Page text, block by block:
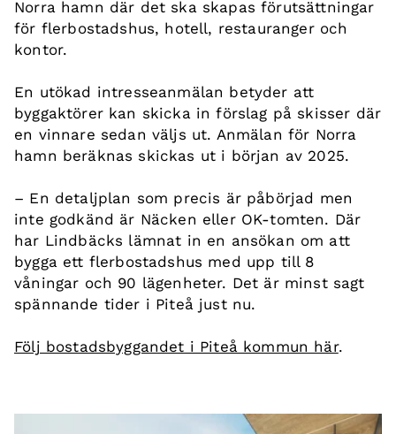
Norra hamn där det ska skapas förutsättningar
för flerbostadshus, hotell, restauranger och
kontor.
En utökad intresseanmälan betyder att
byggaktörer kan skicka in förslag på skisser där
en vinnare sedan väljs ut. Anmälan för Norra
hamn beräknas skickas ut i början av 2025.
– En detaljplan som precis är påbörjad men
inte godkänd är Näcken eller OK-tomten. Där
har Lindbäcks lämnat in en ansökan om att
bygga ett flerbostadshus med upp till 8
våningar och 90 lägenheter. Det är minst sagt
spännande tider i Piteå just nu.
Följ bostadsbyggandet i Piteå kommun här.